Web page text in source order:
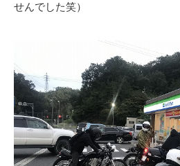
せんでした笑）